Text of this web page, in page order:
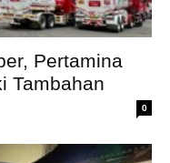
Pertamina
Tambahan
0